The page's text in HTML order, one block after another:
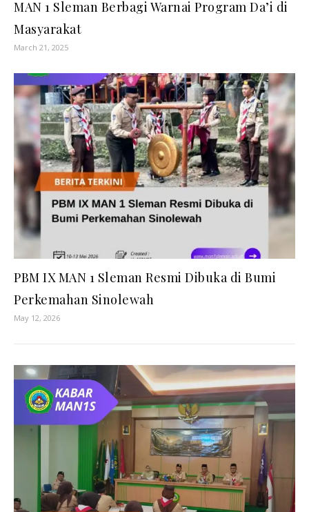
MAN 1 Sleman Berbagi Warnai Program Da’i di
Masyarakat
March 21, 2025
PBM IX MAN 1 Sleman Resmi Dibuka di Bumi
Perkemahan Sinolewah
May 12, 2026